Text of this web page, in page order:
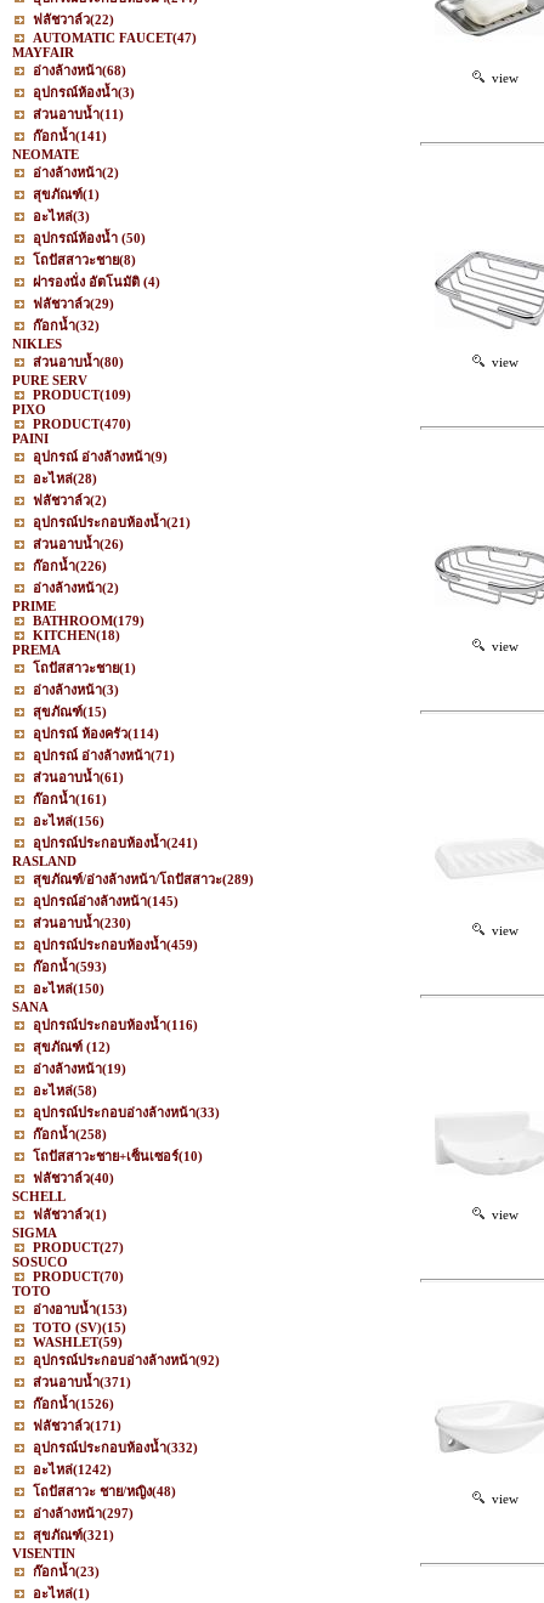
ฟลัชวาล์ว(22)
AUTOMATIC FAUCET(47)
MAYFAIR
อ่างล้างหน้า(68)
อุปกรณ์ห้องน้ำ(3)
ส่วนอาบน้ำ(11)
ก๊อกน้ำ(141)
NEOMATE
อ่างล้างหน้า(2)
สุขภัณฑ์(1)
อะไหล่(3)
อุปกรณ์ห้องน้ำ (50)
โถปัสสาวะชาย(8)
ฝารองนั่ง อัตโนมัติ (4)
ฟลัชวาล์ว(29)
ก๊อกน้ำ(32)
NIKLES
ส่วนอาบน้ำ(80)
PURE SERV
PRODUCT(109)
PIXO
PRODUCT(470)
PAINI
อุปกรณ์ อ่างล้างหน้า(9)
อะไหล่(28)
ฟลัชวาล์ว(2)
อุปกรณ์ประกอบห้องน้ำ(21)
ส่วนอาบน้ำ(26)
ก๊อกน้ำ(226)
อ่างล้างหน้า(2)
PRIME
BATHROOM(179)
KITCHEN(18)
PREMA
โถปัสสาวะชาย(1)
อ่างล้างหน้า(3)
สุขภัณฑ์(15)
อุปกรณ์ ห้องครัว(114)
อุปกรณ์ อ่างล้างหน้า(71)
ส่วนอาบน้ำ(61)
ก๊อกน้ำ(161)
อะไหล่(156)
อุปกรณ์ประกอบห้องน้ำ(241)
RASLAND
สุขภัณฑ์/อ่างล้างหน้า/โถปัสสาวะ(289)
อุปกรณ์อ่างล้างหน้า(145)
ส่วนอาบน้ำ(230)
อุปกรณ์ประกอบห้องน้ำ(459)
ก๊อกน้ำ(593)
อะไหล่(150)
SANA
อุปกรณ์ประกอบห้องน้ำ(116)
สุขภัณฑ์ (12)
อ่างล้างหน้า(19)
อะไหล่(58)
อุปกรณ์ประกอบอ่างล้างหน้า(33)
ก๊อกน้ำ(258)
โถปัสสาวะชาย+เซ็นเซอร์(10)
ฟลัชวาล์ว(40)
SCHELL
ฟลัชวาล์ว(1)
SIGMA
PRODUCT(27)
SOSUCO
PRODUCT(70)
TOTO
อ่างอาบน้ำ(153)
TOTO (SV)(15)
WASHLET(59)
อุปกรณ์ประกอบอ่างล้างหน้า(92)
ส่วนอาบน้ำ(371)
ก๊อกน้ำ(1526)
ฟลัชวาล์ว(171)
อุปกรณ์ประกอบห้องน้ำ(332)
อะไหล่(1242)
โถปัสสาวะ ชาย/หญิง(48)
อ่างล้างหน้า(297)
สุขภัณฑ์(321)
VISENTIN
ก๊อกน้ำ(23)
อะไหล่(1)
view
view
view
view
view
view